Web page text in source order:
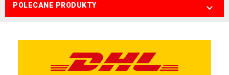
POLECANE PRODUKTY 